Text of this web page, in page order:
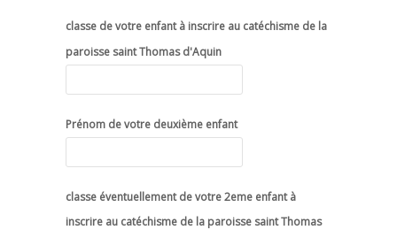
classe de votre enfant à inscrire au catéchisme de la
paroisse saint Thomas d'Aquin
Prénom de votre deuxième enfant
classe éventuellement de votre 2eme enfant à
inscrire au catéchisme de la paroisse saint Thomas